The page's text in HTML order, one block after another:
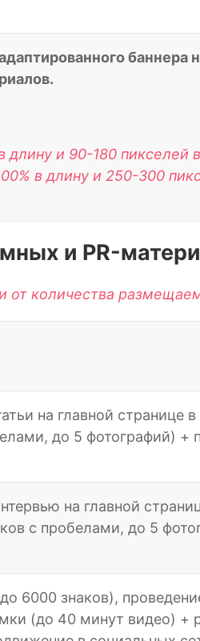
баннера
длину и 90-180 пикселей
в длину и 250-300
и PR-
от количества
на главной странице
до 5 фотографий) +
на главной
с пробелами, до 5
6000 знаков),
(до 40 минут видео) +